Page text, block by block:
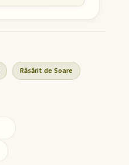
Răsărit de Soare